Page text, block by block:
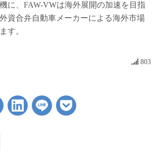
に、FAW-VWは海外展開の加速を目指
資合弁自動車メーカーによる海外市場
す。
803